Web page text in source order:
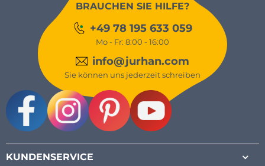
BRAUCHEN SIE HILFE?
+49 78 195 633 059
Mo - Fr: 8:00 - 16:00
info@jurhan.com
Sie können uns jederzeit schreiben
KUNDENSERVICE